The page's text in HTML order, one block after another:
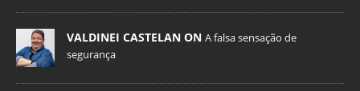
VALDINEI CASTELAN ON A falsa sensação de
segurança